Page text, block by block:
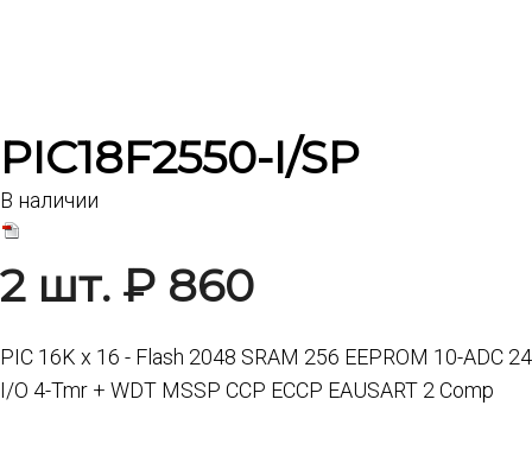
PIC18F2550-I/SP
В наличии
2 шт. ₽ 860
PIC 16K x 16 - Flash 2048 SRAM 256 EEPROM 10-ADC 24
I/O 4-Tmr + WDT MSSP CCP ECCP EAUSART 2 Comp